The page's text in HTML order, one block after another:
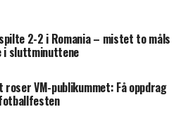
2-2 i Romania – mistet to måls
i sluttminuttene
roser VM-publikummet: Få oppdrag